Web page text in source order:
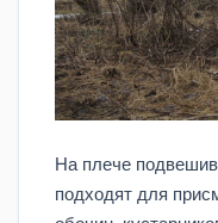
На плече
подходят для